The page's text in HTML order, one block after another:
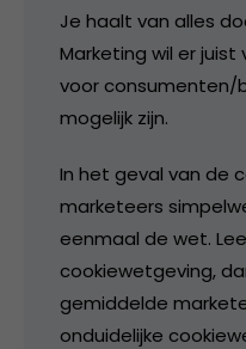
Je haalt van alles
Marketing wil er
voor consumenten/
mogelijk zijn.
In het geval van de
marketeers
eenmaal de wet.
cookiewetgeving,
gemiddelde
onduidelijke